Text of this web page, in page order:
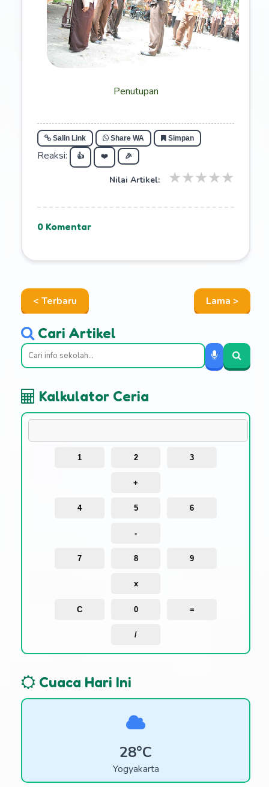
Penutupan
Salin Link Share WA Simpan
Reaksi: 👍 ❤️ 🎉
Nilai Artikel: ★
★
★
★
★
0 Komentar
< Terbaru Lama >
Cari Artikel
Kalkulator Ceria
1 2 3
+
4 5 6
-
7 8 9
x
C 0 =
/
Cuaca Hari Ini
28°C
Yogyakarta